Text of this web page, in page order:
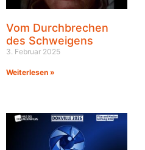
Vom Durchbrechen
des Schweigens
3. Februar 2025
Weiterlesen »